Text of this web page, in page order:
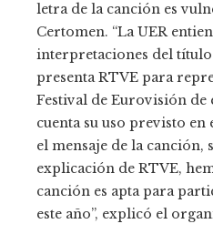
letra de la canción es
Certomen. “La UER
interpretaciones del
presenta RTVE para
Festival de Eurovisión de
cuenta su uso previsto
el mensaje de la canción,
explicación de RTVE,
canción es apta para
este año”, explicó el